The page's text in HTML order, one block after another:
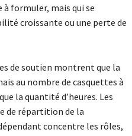
formuler, mais qui se
croissante ou une perte de
de soutien montrent que la
au nombre de casquettes à
la quantité d’heures. Les
de répartition de la
concentre les rôles,